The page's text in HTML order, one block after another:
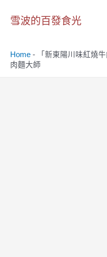
雪波的百發食光
Home -
「新東陽川味紅燒
肉麵大師